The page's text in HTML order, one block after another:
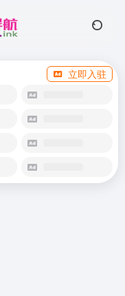
立即入驻